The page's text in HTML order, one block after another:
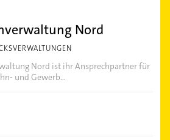
Nord
Nord ist ihr Ansprechpartner für
und Gewerb...